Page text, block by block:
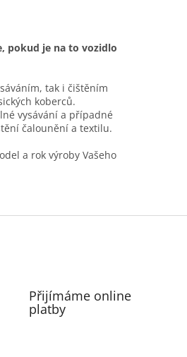
pokud je na to vozidlo
tak i čištěním
koberců.
vysávání a případné
čalounění a textilu.
a rok výroby Vašeho
Přijímáme online
platby